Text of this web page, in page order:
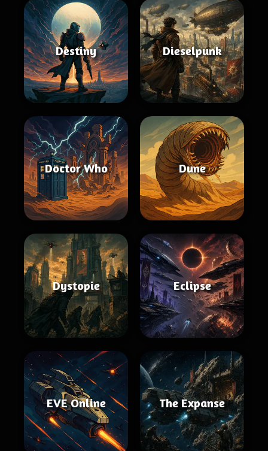
Destiny Dieselpunk
Doctor Who Dune
Dystopie Eclipse
EVE Online The Expanse